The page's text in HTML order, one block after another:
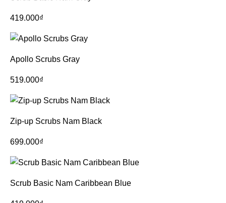
419.000₫
Apollo Scrubs Gray
519.000₫
Zip-up Scrubs Nam Black
699.000₫
Scrub Basic Nam Caribbean Blue